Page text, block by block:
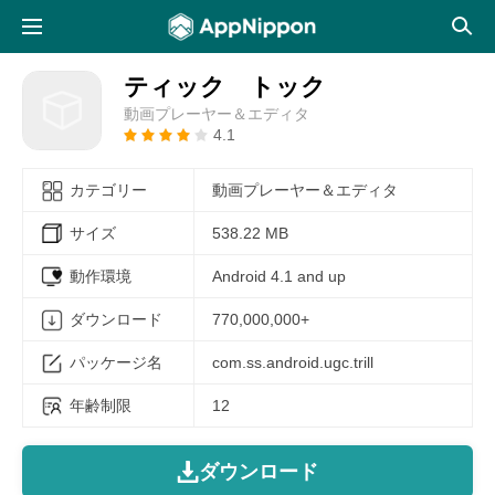
ティック トック
動画プレーヤー＆エディタ
4.1
カテゴリー 動画プレーヤー＆エディタ
サイズ 538.22 MB
動作環境 Android 4.1 and up
ダウンロード 770,000,000+
パッケージ名 com.ss.android.ugc.trill
年齢制限 12
ダウンロード